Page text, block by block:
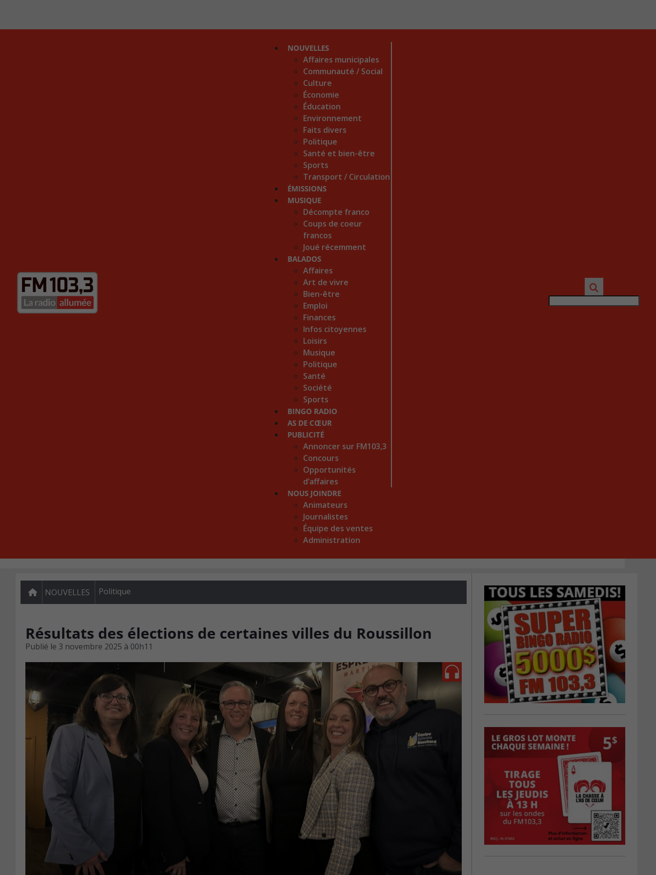
NOUVELLES
Affaires municipales
Communauté / Social
Culture
Économie
Éducation
Environnement
Faits divers
Politique
Santé et bien-être
Sports
Transport / Circulation
ÉMISSIONS
MUSIQUE
Décompte franco
Coups de coeur
francos
Joué récemment
BALADOS
Affaires
Art de vivre
Bien-être
Emploi
Finances
Infos citoyennes
Loisirs
Musique
Politique
Santé
Société
Sports
BINGO RADIO
AS DE CŒUR
PUBLICITÉ
Annoncer sur FM103,3
Concours
Opportunités
d’affaires
NOUS JOINDRE
Animateurs
Journalistes
Équipe des ventes
Administration
NOUVELLES Politique
Résultats des élections de certaines villes du Roussillon
Publié le 3 novembre 2025 à 00h11